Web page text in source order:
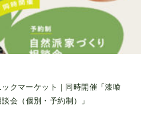
クマーケット｜同時開催「漆喰
会（個別・予約制）」